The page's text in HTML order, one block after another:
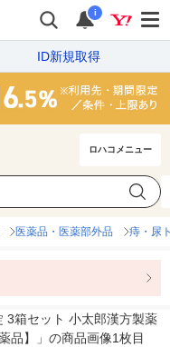
i
ID新規取得
ロハコメニュー
医薬品・医薬部外品 痔・尿